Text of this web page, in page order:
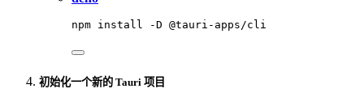
npm install -D @tauri-apps/cli
初始化一个新的 Tauri 项目